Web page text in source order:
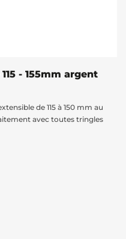
- 155mm argent
de 115 à 150 mm au
avec toutes tringles